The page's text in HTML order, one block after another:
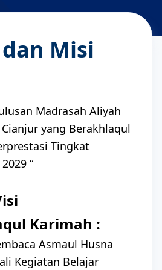
Misi
Madrasah Aliyah
yang Berakhlaqul
Tingkat
“
Karimah :
Asmaul Husna
Kegiatan Belajar